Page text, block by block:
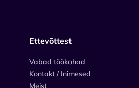
Ettevõttest
Vabad töökohad
Kontakt / Inimesed
Meist